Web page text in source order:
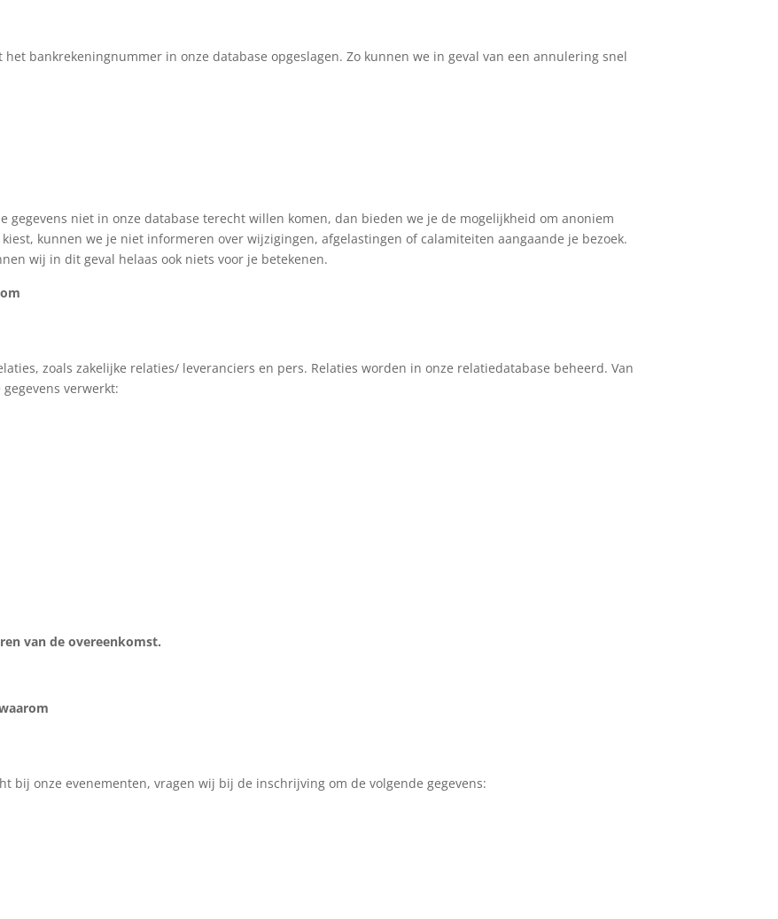
bankrekeningnummer in onze database opgeslagen. Zo kunnen we in geval van een annulering snel
gegevens niet in onze database terecht willen komen, dan bieden we je de mogelijkheid om anoniem
kunnen we je niet informeren over wijzigingen, afgelastingen of calamiteiten aangaande je bezoek.
wij in dit geval helaas ook niets voor je betekenen.
zoals zakelijke relaties/ leveranciers en pers. Relaties worden in onze relatiedatabase beheerd. Van
verwerkt:
van de overeenkomst.
bij onze evenementen, vragen wij bij de inschrijving om de volgende gegevens: